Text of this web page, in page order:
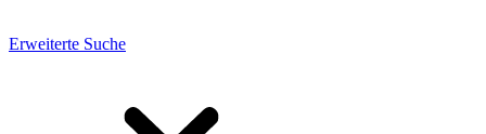
Erweiterte Suche